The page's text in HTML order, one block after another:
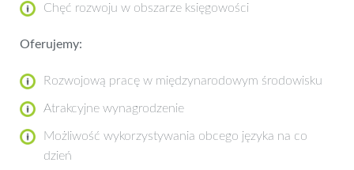
Chęć rozwoju w obszarze księgowości
Oferujemy:
Rozwojową pracę w międzynarodowym środowisku
Atrakcyjne wynagrodzenie
Możliwość wykorzystywania obcego języka na co
dzień